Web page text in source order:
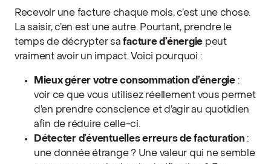
Recevoir une facture chaque mois, c’est une chose.
La saisir, c’en est une autre. Pourtant, prendre le
temps de décrypter safacture d’énergie peut
vraiment avoir un impact. Voici pourquoi :
Mieux gérer votre consommation d’énergie:
voir ce que vous utilisez réellement vous permet
d’en prendre conscience et d’agir au quotidien
afin de réduire celle-ci.
Détecter d’éventuelles erreurs de facturation :
une donnée étrange ? Une valeur qui ne semble